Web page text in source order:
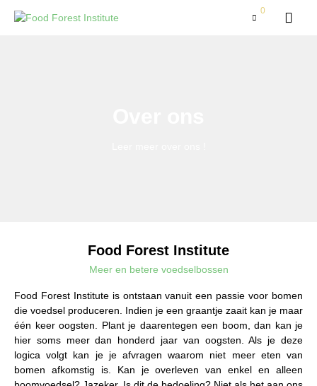
0
Food Forest Institute
Meer en betere voedselbossen
Food Forest Institute is ontstaan vanuit een passie voor bomen
die voedsel produceren. Indien je een graantje zaait kan je maar
één keer oogsten. Plant je daarentegen een boom, dan kan je
hier soms meer dan honderd jaar van oogsten. Als je deze
logica volgt kan je je afvragen waarom niet meer eten van
bomen afkomstig is. Kan je overleven van enkel en alleen